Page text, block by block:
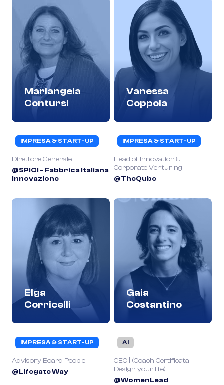
Mariangela
Contursi
IMPRESA & START-UP
Direttore Generale
@SPICI - Fabbrica Italiana
Innovazione
Vanessa
Coppola
IMPRESA & START-UP
Head of Innovation &
Corporate Venturing
@TheQube
Elga
Corricelli
IMPRESA & START-UP
Advisory Board People
@Lifegate Way
Gaia
Costantino
AI
CEO | (Coach Certificata
Design your life)
@WomenLead